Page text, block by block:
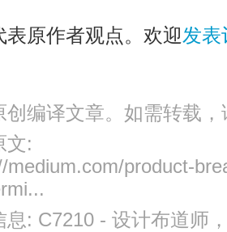
表原作者观点。欢迎发表
创编译文章。如需转载
文:
medium.com/product-
息: C7210 - 设计布道师